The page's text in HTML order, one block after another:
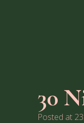
30
Posted at